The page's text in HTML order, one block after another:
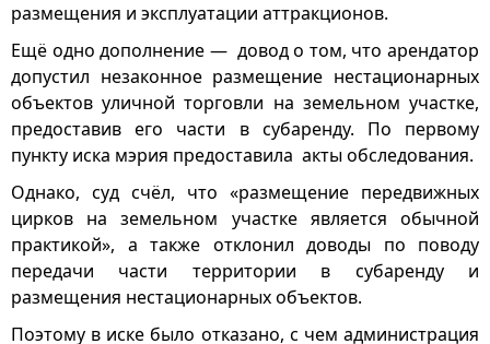
размещения и эксплуатации аттракционов.
Ещё одно дополнение — довод о том, что арендатор
допустил незаконное размещение нестационарных
объектов уличной торговли на земельном участке,
предоставив его части в субаренду. По первому
пункту иска мэрия предоставила акты обследования.
Однако, суд счёл, что «размещение передвижных
цирков на земельном участке является обычной
практикой», а также отклонил доводы по поводу
передачи части территории в субаренду и
размещения нестационарных объектов.
Поэтому в иске было отказано, с чем администрация